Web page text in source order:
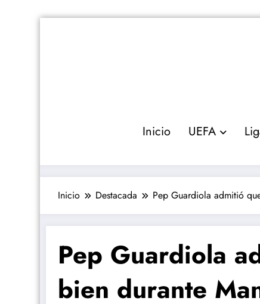
Inicio UEFA
Inicio Destacada Pep Guardiola admitió
Pep Guardiola
bien durante